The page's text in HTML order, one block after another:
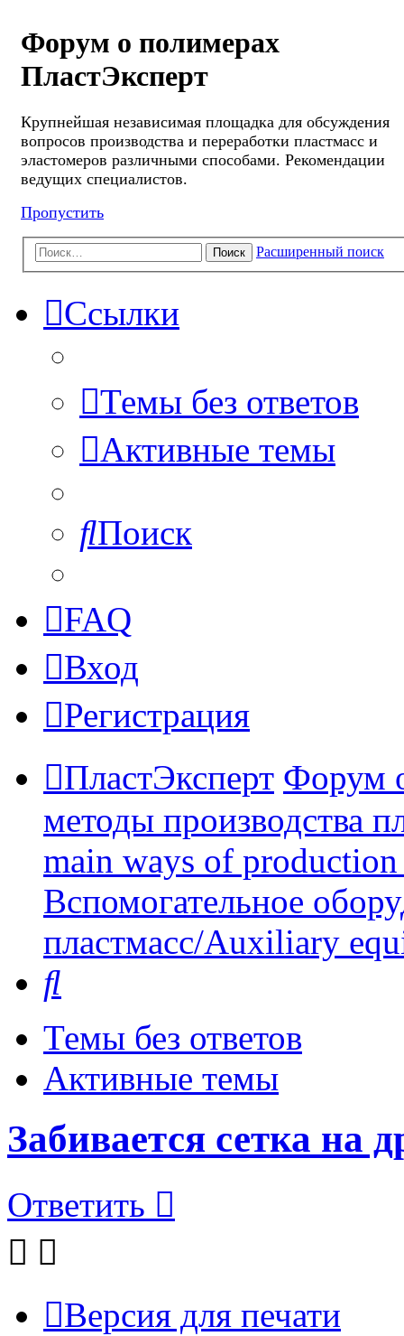
Форум о полимерах
ПластЭксперт
Крупнейшая независимая площадка для обсуждения
вопросов производства и переработки пластмасс и
эластомеров различными способами. Рекомендации
ведущих специалистов.
Пропустить
Поиск Расширенный поиск
Ссылки
Темы без ответов
Активные темы
Поиск
FAQ
Вход
Регистрация
ПластЭксперт Форум
методы производства
main ways of
Вспомогательное
пластмасс/Auxiliary
Темы без ответов
Активные темы
Забивается сетка на
Ответить
Версия для печати